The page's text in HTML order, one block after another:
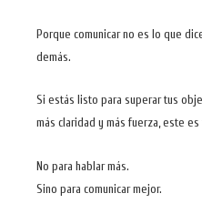
Porque comunicar no es lo que
demás.
Si estás listo para superar tus
más claridad y más fuerza, este
No para hablar más.
Sino para comunicar mejor.